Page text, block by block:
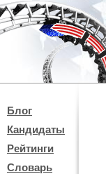
Блог
Кандидаты
Рейтинги
Словарь